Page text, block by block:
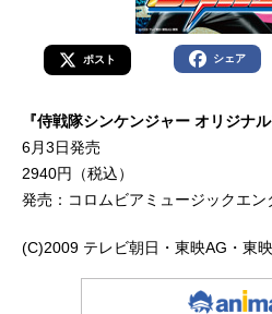
ポスト シェア
『侍戦隊シンケンジャー オリジナ
6月3日発売
2940円（税込）
発売：コロムビアミュージックエン
(C)2009 テレビ朝日・東映AG・東映